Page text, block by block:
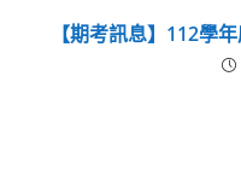
【期考訊息】112學